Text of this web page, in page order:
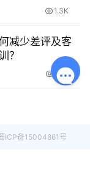
1.3K
减少差评及客
？
1.7K
ICP备15004861号